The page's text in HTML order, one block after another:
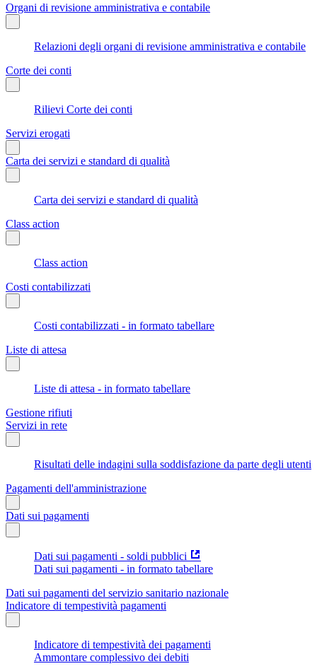
Organi di revisione amministrativa e contabile
Relazioni degli organi di revisione amministrativa e contabile
Corte dei conti
Rilievi Corte dei conti
Servizi erogati
Carta dei servizi e standard di qualità
Carta dei servizi e standard di qualità
Class action
Class action
Costi contabilizzati
Costi contabilizzati - in formato tabellare
Liste di attesa
Liste di attesa - in formato tabellare
Gestione rifiuti
Servizi in rete
Risultati delle indagini sulla soddisfazione da parte degli utenti
Pagamenti dell'amministrazione
Dati sui pagamenti
Dati sui pagamenti - soldi pubblici
Dati sui pagamenti - in formato tabellare
Dati sui pagamenti del servizio sanitario nazionale
Indicatore di tempestività pagamenti
Indicatore di tempestività dei pagamenti
Ammontare complessivo dei debiti